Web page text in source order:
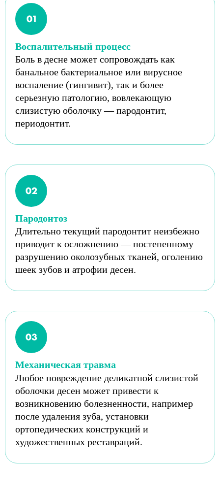
Воспалительный процесс
Боль в десне может сопровождать как
банальное бактериальное или вирусное
воспаление (гингивит), так и более
серьезную патологию, вовлекающую
слизистую оболочку — пародонтит,
периодонтит.
Пародонтоз
Длительно текущий пародонтит неизбежно
приводит к осложнению — постепенному
разрушению околозубных тканей, оголению
шеек зубов и атрофии десен.
Механическая травма
Любое повреждение деликатной слизистой
оболочки десен может привести к
возникновению болезненности, например
после удаления зуба, установки
ортопедических конструкций и
художественных реставраций.